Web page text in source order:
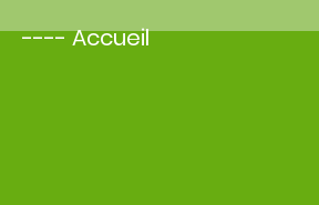
---- Accueil